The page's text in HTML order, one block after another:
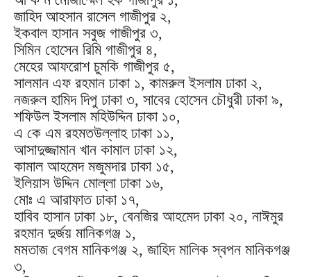
জাহিদ আহসান রাসেল গাজীপুর ২,
ইকবাল হাসান সবুজ গাজীপুর ৩,
সিমিন হোসেন রিমি গাজীপুর ৪,
মেহের আফরোশ চুমকি গাজীপুর ৫,
সালমান এফ রহমান ঢাকা ১, কামরুল ইসলাম ঢাকা ২,
নজরুল হামিদ দিপু ঢাকা ৩, সাবের হোসেন চৌধুরী ঢাকা ৯,
শফিউল ইসলাম মহিউদ্দিন ঢাকা ১০,
এ কে এম রহমতউল্লাহ ঢাকা ১১,
আসাদুজ্জামান খান কামাল ঢাকা ১২,
কামাল আহমেদ মজুমদার ঢাকা ১৫,
ইলিয়াস উদ্দিন মোল্লা ঢাকা ১৬,
মোঃ এ আরাফাত ঢাকা ১৭,
হাবিব হাসান ঢাকা ১৮, বেনজির আহমেদ ঢাকা ২০, নাঈমুর
রহমান দুর্জয় মানিকগঞ্জ ১,
মমতাজ বেগম মানিকগঞ্জ ২, জাহিদ মালিক স্বপন মানিকগঞ্জ
৩,